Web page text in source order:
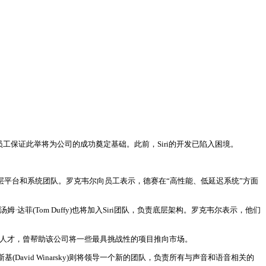
保证此举将为公司的成功奠定基础。此前，Siri的开发已陷入困境。
台和系统团队。罗克韦尔向员工表示，德赛在“高性能、低延迟系统”方面
姆·达菲(Tom Duffy)也将加入Siri团队，负责底层架构。罗克韦尔表示，他们
才，曾帮助该公司将一些最具挑战性的项目推向市场。
(David Winarsky)则将领导一个新的团队，负责所有与声音和语音相关的